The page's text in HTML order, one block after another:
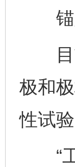
锚定
目前
极和
性试
“工